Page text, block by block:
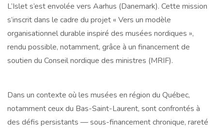
L’Islet s’est envolée vers Aarhus (Danemark). Cette mission
s’inscrit dans le cadre du projet « Vers un modèle
organisationnel durable inspiré des musées nordiques »,
rendu possible, notamment, grâce à un financement de
soutien du Conseil nordique des ministres (MRIF).
Dans un contexte où les musées en région du Québec,
notamment ceux du Bas-Saint-Laurent, sont confrontés à
des défis persistants — sous-financement chronique, rareté